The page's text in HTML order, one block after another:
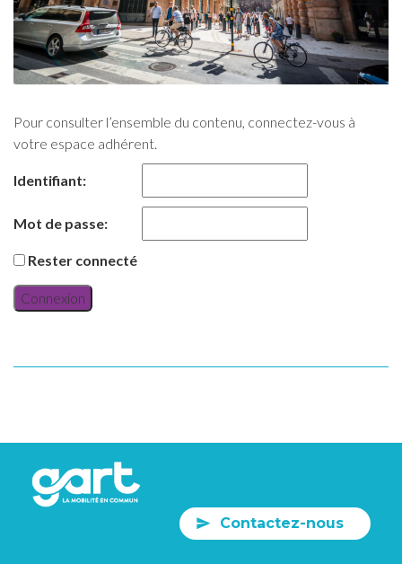
Pour consulter l’ensemble du contenu, connectez-vous à
votre espace adhérent.
Identifiant:
Mot de passe:
Rester connecté
Connexion
Contactez-nous